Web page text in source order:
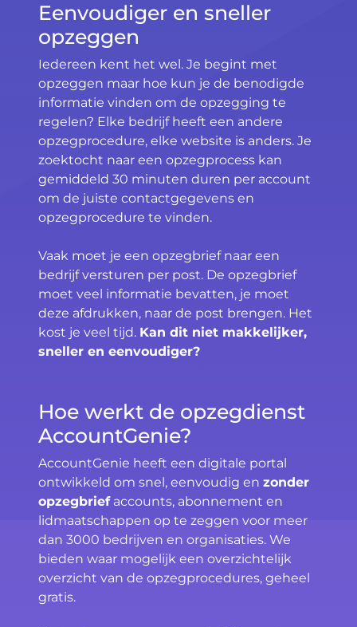
Eenvoudiger en sneller
opzeggen
Iedereen kent het wel. Je begint met
opzeggen maar hoe kun je de benodigde
informatie vinden om de opzegging te
regelen? Elke bedrijf heeft een andere
opzegprocedure, elke website is anders. Je
zoektocht naar een opzegprocess kan
gemiddeld 30 minuten duren per account
om de juiste contactgegevens en
opzegprocedure te vinden.
Vaak moet je een opzegbrief naar een
bedrijf versturen per post. De opzegbrief
moet veel informatie bevatten, je moet
deze afdrukken, naar de post brengen. Het
kost je veel tijd. Kan dit niet makkelijker,
sneller en eenvoudiger?
Hoe werkt de opzegdienst
AccountGenie?
AccountGenie heeft een digitale portal
ontwikkeld om snel, eenvoudig en zonder
opzegbriefaccounts, abonnement en
lidmaatschappen op te zeggen voor meer
dan 3000 bedrijven en organisaties. We
bieden waar mogelijk een overzichtelijk
overzicht van de opzegprocedures, geheel
gratis.